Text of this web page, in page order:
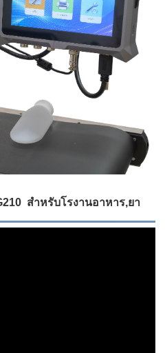
สำหรับโรงานอาหาร,ยา